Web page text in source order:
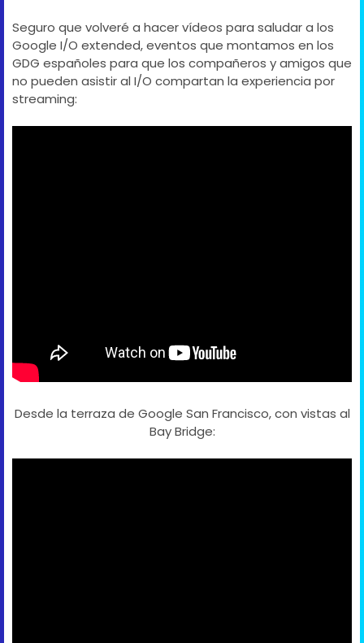
Seguro que volveré a hacer vídeos para saludar a los
Google I/O extended, eventos que montamos en los
GDG españoles para que los compañeros y amigos que
no pueden asistir al I/O compartan la experiencia por
streaming:
Desde la terraza de Google San Francisco, con vistas al
Bay Bridge: